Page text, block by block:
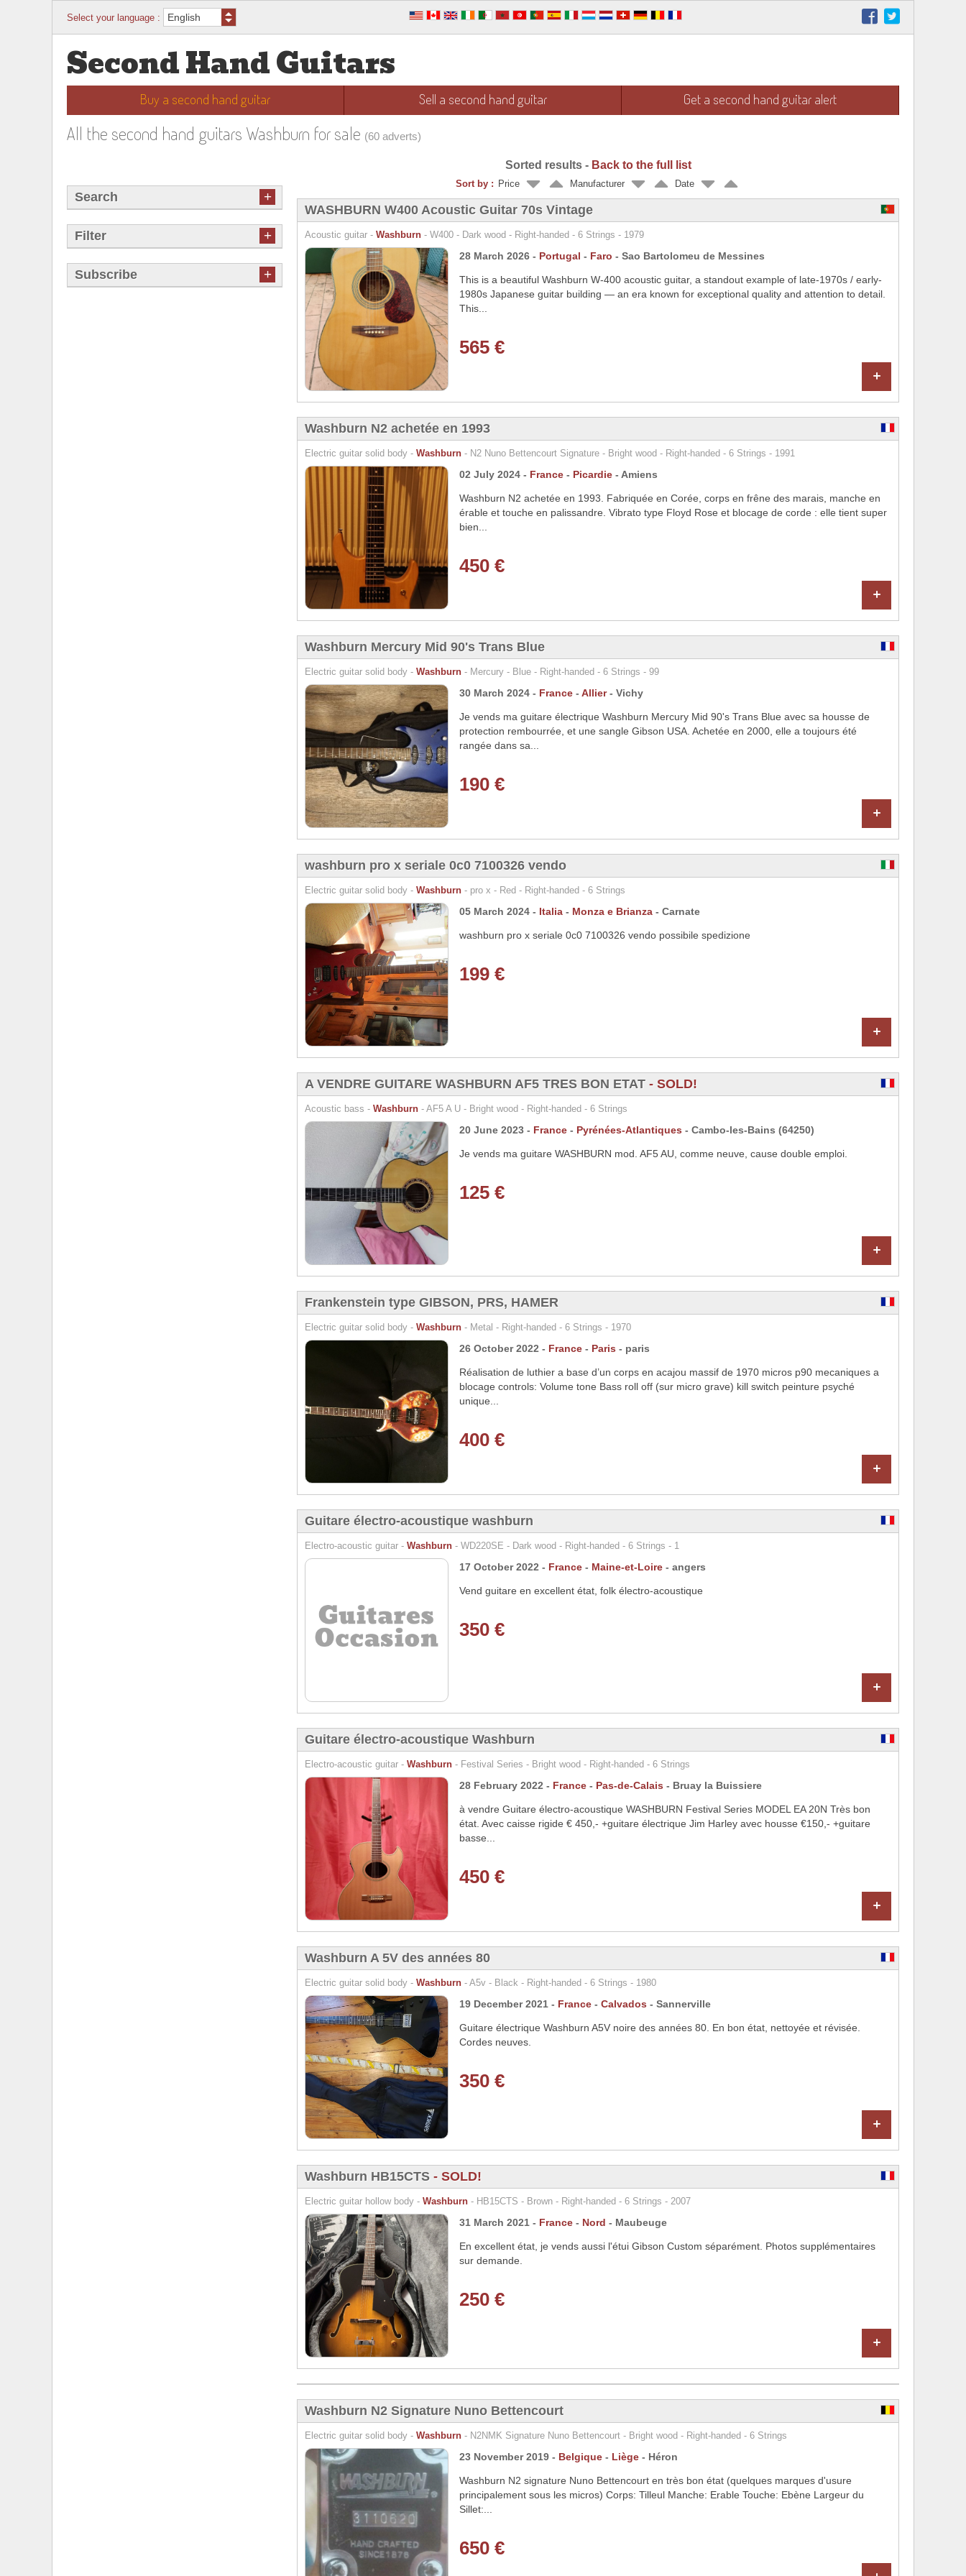
Select your language :
Second Hand Guitars
Buy a second hand guitar Sell a second hand guitar Get a second hand guitar alert
All the second hand guitars Washburn for sale (60 adverts)
Search +
Filter +
Subscribe +
Sorted results - Back to the full list
Sort by : Price Manufacturer Date
WASHBURN W400 Acoustic Guitar 70s Vintage
Acoustic guitar - Washburn - W400 - Dark wood - Right-handed - 6 Strings - 1979
28 March 2026 - Portugal - Faro - Sao Bartolomeu de Messines
This is a beautiful Washburn W-400 acoustic guitar, a standout example of late-1970s / early-
1980s Japanese guitar building — an era known for exceptional quality and attention to detail.
This...
565 €
+
Washburn N2 achetée en 1993
Electric guitar solid body - Washburn - N2 Nuno Bettencourt Signature - Bright wood - Right-handed - 6 Strings - 1991
02 July 2024 - France - Picardie - Amiens
Washburn N2 achetée en 1993. Fabriquée en Corée, corps en frêne des marais, manche en
érable et touche en palissandre. Vibrato type Floyd Rose et blocage de corde : elle tient super
bien...
450 €
+
Washburn Mercury Mid 90's Trans Blue
Electric guitar solid body - Washburn - Mercury - Blue - Right-handed - 6 Strings - 99
30 March 2024 - France - Allier- Vichy
Je vends ma guitare électrique Washburn Mercury Mid 90's Trans Blue avec sa housse de
protection rembourrée, et une sangle Gibson USA. Achetée en 2000, elle a toujours été
rangée dans sa...
190 €
+
washburn pro x seriale 0c0 7100326 vendo
Electric guitar solid body - Washburn - pro x - Red - Right-handed - 6 Strings
05 March 2024 - Italia - Monza e Brianza - Carnate
washburn pro x seriale 0c0 7100326 vendo possibile spedizione
199 €
+
A VENDRE GUITARE WASHBURN AF5 TRES BON ETAT - SOLD!
Acoustic bass - Washburn - AF5 A U - Bright wood - Right-handed - 6 Strings
20 June 2023 - France - Pyrénées-Atlantiques - Cambo-les-Bains (64250)
Je vends ma guitare WASHBURN mod. AF5 AU, comme neuve, cause double emploi.
125 €
+
Frankenstein type GIBSON, PRS, HAMER
Electric guitar solid body - Washburn - Metal - Right-handed - 6 Strings - 1970
26 October 2022 - France - Paris - paris
Réalisation de luthier a base d’un corps en acajou massif de 1970 micros p90 mecaniques a
blocage controls: Volume tone Bass roll off (sur micro grave) kill switch peinture psyché
unique...
400 €
+
Guitare électro-acoustique washburn
Electro-acoustic guitar - Washburn - WD220SE - Dark wood - Right-handed - 6 Strings - 1
17 October 2022 - France - Maine-et-Loire - angers
Vend guitare en excellent état, folk électro-acoustique
350 €
+
Guitare électro-acoustique Washburn
Electro-acoustic guitar - Washburn - Festival Series - Bright wood - Right-handed - 6 Strings
28 February 2022 - France - Pas-de-Calais - Bruay la Buissiere
à vendre Guitare électro-acoustique WASHBURN Festival Series MODEL EA 20N Très bon
état. Avec caisse rigide € 450,- +guitare électrique Jim Harley avec housse €150,- +guitare
basse...
450 €
+
Washburn A 5V des années 80
Electric guitar solid body - Washburn - A5v - Black - Right-handed - 6 Strings - 1980
19 December 2021 - France - Calvados - Sannerville
Guitare électrique Washburn A5V noire des années 80. En bon état, nettoyée et révisée.
Cordes neuves.
350 €
+
Washburn HB15CTS - SOLD!
Electric guitar hollow body - Washburn - HB15CTS - Brown - Right-handed - 6 Strings - 2007
31 March 2021 - France - Nord - Maubeuge
En excellent état, je vends aussi l'étui Gibson Custom séparément. Photos supplémentaires
sur demande.
250 €
+
Washburn N2 Signature Nuno Bettencourt
Electric guitar solid body - Washburn - N2NMK Signature Nuno Bettencourt - Bright wood - Right-handed - 6 Strings
23 November 2019 - Belgique - Liège - Héron
Washburn N2 signature Nuno Bettencourt en très bon état (quelques marques d'usure
principalement sous les micros) Corps: Tilleul Manche: Erable Touche: Ebène Largeur du
Sillet:...
650 €